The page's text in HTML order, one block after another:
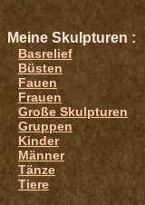
Meine Skulpturen :
Basrelief
Büsten
Fauen
Frauen
Große Skulpturen
Gruppen
Kinder
Männer
Tänze
Tiere